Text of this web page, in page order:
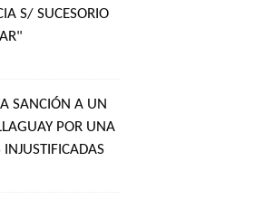
S/ SUCESORIO
SANCIÓN A UN
POR UNA
INJUSTIFICADAS